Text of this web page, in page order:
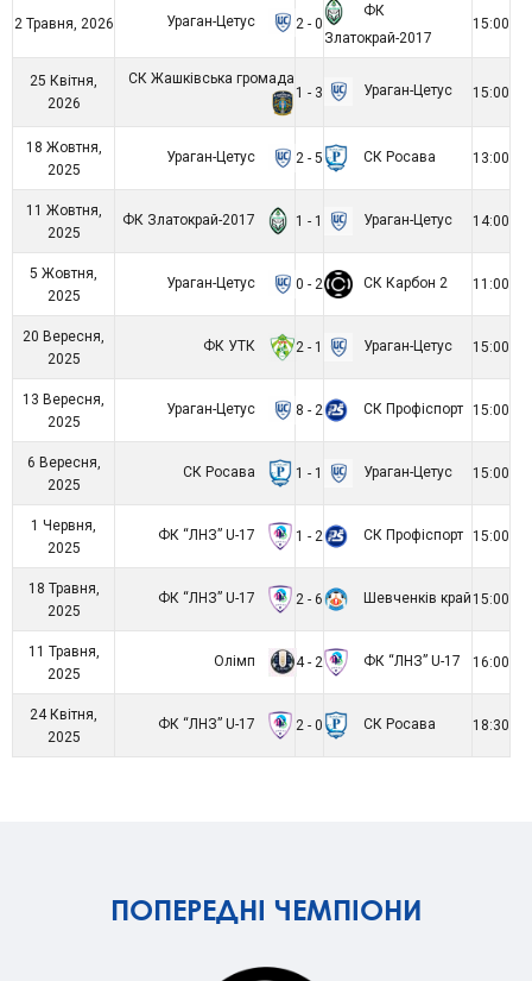
2 Травня, 2026 Ураган-Цетус 2 - 0
ФК
Златокрай-2017
15:00
25 Квітня,
2026
СК Жашківська громада
1 - 3
Ураган-Цетус 15:00
18 Жовтня,
2025
Ураган-Цетус 2 - 5 СК Росава 13:00
11 Жовтня,
2025
ФК Златокрай-2017 1 - 1 Ураган-Цетус 14:00
5 Жовтня,
2025
Ураган-Цетус 0 - 2 СК Карбон 2 11:00
20 Вересня,
2025
ФК УТК 2 - 1 Ураган-Цетус 15:00
13 Вересня,
2025
Ураган-Цетус 8 - 2 СК Профіспорт 15:00
6 Вересня,
2025
СК Росава 1 - 1 Ураган-Цетус 15:00
1 Червня,
2025
ФК “ЛНЗ” U-17 1 - 2 СК Профіспорт 15:00
18 Травня,
2025
ФК “ЛНЗ” U-17 2 - 6 Шевченків край 15:00
11 Травня,
2025
Олімп 4 - 2 ФК “ЛНЗ” U-17 16:00
24 Квітня,
2025
ФК “ЛНЗ” U-17 2 - 0 СК Росава 18:30
ПОПЕРЕДНІ ЧЕМПІОНИ